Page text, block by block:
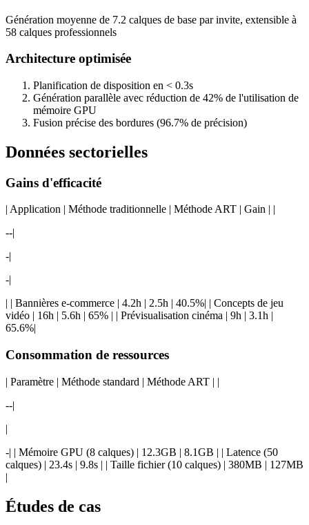
Génération moyenne de 7.2 calques de base par invite, extensible à
58 calques professionnels
Architecture optimisée
Planification de disposition en < 0.3s
Génération parallèle avec réduction de 42% de l'utilisation de
mémoire GPU
Fusion précise des bordures (96.7% de précision)
Données sectorielles
Gains d'efficacité
| Application | Méthode traditionnelle | Méthode ART | Gain | |
--|
-|
-|
| | Bannières e-commerce | 4.2h | 2.5h | 40.5%| | Concepts de jeu
vidéo | 16h | 5.6h | 65% | | Prévisualisation cinéma | 9h | 3.1h |
65.6%|
Consommation de ressources
| Paramètre | Méthode standard | Méthode ART | |
--|
|
-| | Mémoire GPU (8 calques) | 12.3GB | 8.1GB | | Latence (50
calques) | 23.4s | 9.8s | | Taille fichier (10 calques) | 380MB | 127MB
|
Études de cas